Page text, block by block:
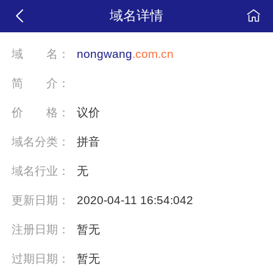
域名详情
域名： nongwang.com.cn
简 介：
价格： 议价
域名分类： 拼音
域名行业： 无
更新日期： 2020-04-11 16:54:042
注册日期： 暂无
过期日期： 暂无